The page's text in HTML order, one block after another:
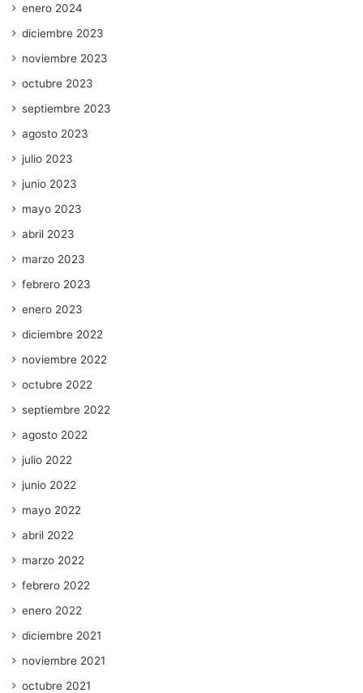
enero 2024
diciembre 2023
noviembre 2023
octubre 2023
septiembre 2023
agosto 2023
julio 2023
junio 2023
mayo 2023
abril 2023
marzo 2023
febrero 2023
enero 2023
diciembre 2022
noviembre 2022
octubre 2022
septiembre 2022
agosto 2022
julio 2022
junio 2022
mayo 2022
abril 2022
marzo 2022
febrero 2022
enero 2022
diciembre 2021
noviembre 2021
octubre 2021